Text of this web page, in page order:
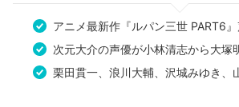
アニメ最新作『ルパン三世 PART6
次元大介の声優が小林清志から大塚
栗田貫一、浪川大輔、沢城みゆき、